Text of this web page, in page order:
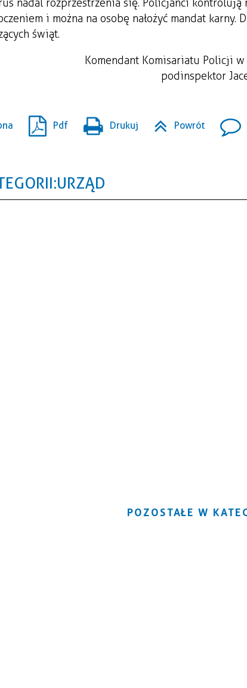
nadal rozprzestrzenia się. Policjanci kontrolują
i można na osobę nałożyć mandat karny.
świąt.
Komendant Komisariatu Policji w
podinspektor
Pdf Drukuj Powrót
URZĄD
POZOSTAŁE W